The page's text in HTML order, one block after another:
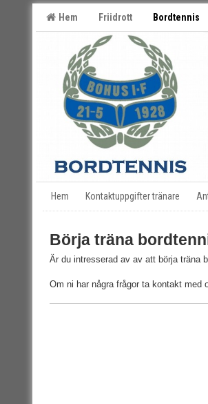
Hem Friidrott Bordtennis
Hem Kontaktuppgifter tränare
Börja träna
Är du intresserad av av att börja träna
Om ni har några frågor ta kontakt med